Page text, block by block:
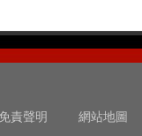
免責聲明 網站地圖